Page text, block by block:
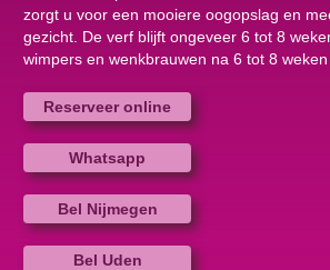
zorgt u voor een mooiere oogopslag en
gezicht. De verf blijft ongeveer 6 tot 8
wimpers en wenkbrauwen na 6 tot 8 weken
Reserveer online
Whatsapp
Bel Nijmegen
Bel Uden